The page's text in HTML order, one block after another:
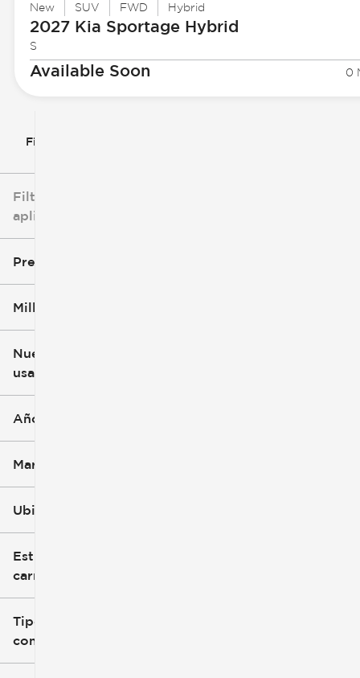
Filtrar por
Filtros
aplicados
Precio
Millaje
0 mi
Nuevo o
usado
Año
Marca
Ubicación
Estilo de
carrocería
Tipo de
combustible
New SUV FWD Hybrid
2027 Kia Sportage Hybrid
S
Available Soon 0